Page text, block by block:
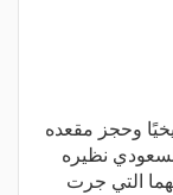
وحجز مقعده
الأخضر السعودي نظيره
التي جرت